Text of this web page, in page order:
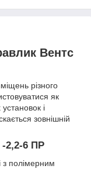
Вентс
різного
як
і
зовнішній
-2,2-6 ПР
з полімерним